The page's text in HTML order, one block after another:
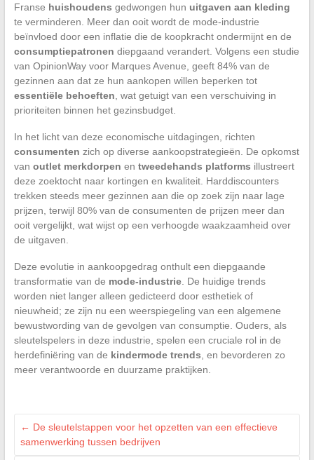
Franse huishoudens gedwongen hun uitgaven aan kleding
te verminderen. Meer dan ooit wordt de mode-industrie
beïnvloed door een inflatie die de koopkracht ondermijnt en de
consumptiepatronen diepgaand verandert. Volgens een studie
van OpinionWay voor Marques Avenue, geeft 84% van de
gezinnen aan dat ze hun aankopen willen beperken tot
essentiële behoeften , wat getuigt van een verschuiving in
prioriteiten binnen het gezinsbudget.
In het licht van deze economische uitdagingen, richten
consumenten zich op diverse aankoopstrategieën. De opkomst
van outlet merkdorpen en tweedehands platforms illustreert
deze zoektocht naar kortingen en kwaliteit. Harddiscounters
trekken steeds meer gezinnen aan die op zoek zijn naar lage
prijzen, terwijl 80% van de consumenten de prijzen meer dan
ooit vergelijkt, wat wijst op een verhoogde waakzaamheid over
de uitgaven.
Deze evolutie in aankoopgedrag onthult een diepgaande
transformatie van de mode-industrie. De huidige trends
worden niet langer alleen gedicteerd door esthetiek of
nieuwheid; ze zijn nu een weerspiegeling van een algemene
bewustwording van de gevolgen van consumptie. Ouders, als
sleutelspelers in deze industrie, spelen een cruciale rol in de
herdefiniëring van de kindermode trends , en bevorderen zo
meer verantwoorde en duurzame praktijken.
← De sleutelstappen voor het opzetten van een effectieve
samenwerking tussen bedrijven